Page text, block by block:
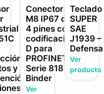
y
Conector
M8 IP67 de
4 pines con
codificación
D para
PROFINET ·
Serie 818
Binder
Ver
Teclado
SUPER
SAE
J1939 –
Defensa
Ver
producto